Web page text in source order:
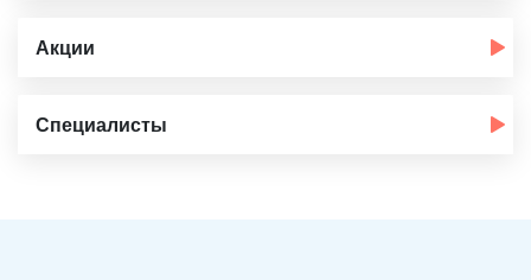
Акции
Специалисты